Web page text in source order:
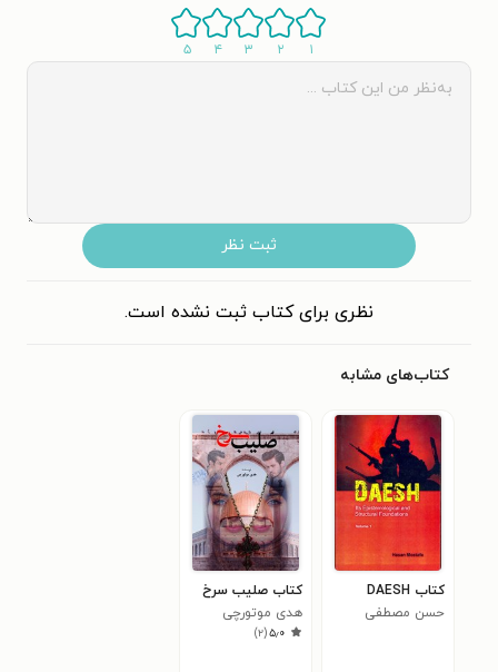
۱ ۲ ۳ ۴ ۵
ثبت نظر
نظری برای کتاب ثبت نشده است.
کتاب‌های مشابه
کتاب DAESH
حسن مصطفی
کتاب صلیب سرخ
هدی موتورچی
۵٫۰(۲)